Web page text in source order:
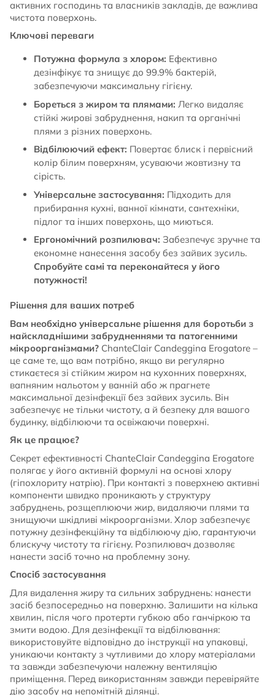
активних господинь та власників закладів, де важлива
чистота поверхонь.
Ключові переваги
Потужна формула з хлором: Ефективно
дезінфікує та знищує до 99.9% бактерій,
забезпечуючи максимальну гігієну.
Бореться з жиром та плямами: Легко видаляє
стійкі жирові забруднення, накип та органічні
плями з різних поверхонь.
Відбілюючий ефект: Повертає блиск і первісний
колір білим поверхням, усуваючи жовтизну та
сірість.
Універсальне застосування: Підходить для
прибирання кухні, ванної кімнати, сантехніки,
підлог та інших поверхонь, що миються.
Ергономічний розпилювач: Забезпечує зручне та
економне нанесення засобу без зайвих зусиль.
Спробуйте самі та переконайтеся у його
потужності!
Рішення для ваших потреб
Вам необхідно універсальне рішення для боротьби з
найскладнішими забрудненнями та патогенними
мікроорганізмами? ChanteClair Candeggina Erogatore –
це саме те, що вам потрібно, якщо ви регулярно
стикаєтеся зі стійким жиром на кухонних поверхнях,
вапняним нальотом у ванній або ж прагнете
максимальної дезінфекції без зайвих зусиль. Він
забезпечує не тільки чистоту, а й безпеку для вашого
будинку, відбілюючи та освіжаючи поверхні.
Як це працює?
Секрет ефективності ChanteClair Candeggina Erogatore
полягає у його активній формулі на основі хлору
(гіпохлориту натрію). При контакті з поверхнею активні
компоненти швидко проникають у структуру
забруднень, розщеплюючи жир, видаляючи плями та
знищуючи шкідливі мікроорганізми. Хлор забезпечує
потужну дезінфекційну та відбілюючу дію, гарантуючи
блискучу чистоту та гігієну. Розпилювач дозволяє
нанести засіб точно на проблемну зону.
Спосіб застосування
Для видалення жиру та сильних забруднень: нанести
засіб безпосередньо на поверхню. Залишити на кілька
хвилин, після чого протерти губкою або ганчіркою та
змити водою. Для дезінфекції та відбілювання:
використовуйте відповідно до інструкції на упаковці,
уникаючи контакту з чутливими до хлору матеріалами
та завжди забезпечуючи належну вентиляцію
приміщення. Перед використанням завжди перевіряйте
дію засобу на непомітній ділянці.